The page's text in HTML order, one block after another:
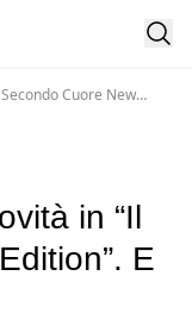
Cuore New
in “Il
E